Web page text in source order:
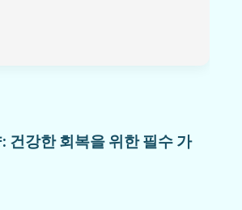
건강한 회복을 위한 필수 가